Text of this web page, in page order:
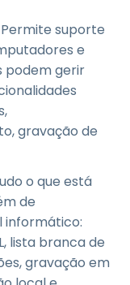
suporte
e
podem gerir
gravação de
o que está
de
informático:
lista branca de
gravação em